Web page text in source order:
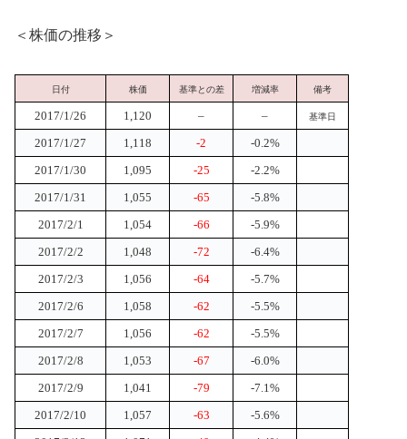
＜株価の推移＞
日付 株価 基準との差 増減率 備考
2017/1/26 1,120 – – 基準日
2017/1/27 1,118 -2
-0.2%
2017/1/30
1,095 -25
-2.2%
2017/1/31
1,055 -65
-5.8%
2017/2/1
1,054 -66
-5.9%
2017/2/2
1,048 -72
-6.4%
2017/2/3
1,056 -64
-5.7%
2017/2/6
1,058 -62
-5.5%
2017/2/7
1,056 -62
-5.5%
2017/2/8
1,053 -67
-6.0%
2017/2/9
1,041 -79
-7.1%
2017/2/10
1,057 -63
-5.6%